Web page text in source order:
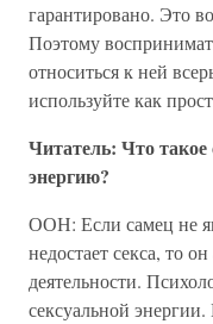
гарантировано. Это
Поэтому
относиться к ней
используйте как
Читатель: Что
энергию?
ООН: Если самец не
недостает секса, то
деятельности.
сексуальной